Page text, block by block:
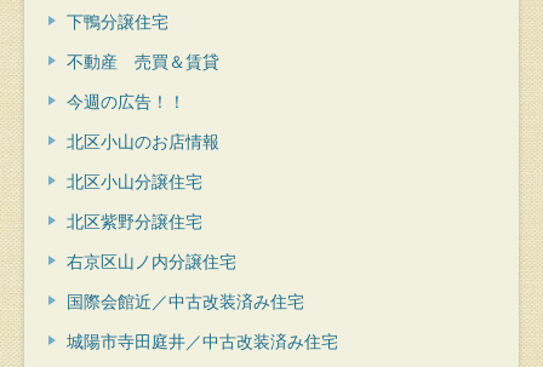
下鴨分譲住宅
不動産 売買＆賃貸
今週の広告！！
北区小山のお店情報
北区小山分譲住宅
北区紫野分譲住宅
右京区山ノ内分譲住宅
国際会館近／中古改装済み住宅
城陽市寺田庭井／中古改装済み住宅